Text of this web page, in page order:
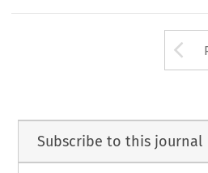
Subscribe to this journal